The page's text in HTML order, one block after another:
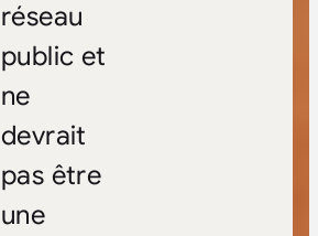
réseau
public et
ne
devrait
pas être
une